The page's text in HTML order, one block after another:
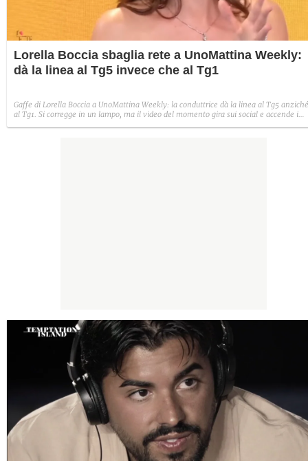
Lorella Boccia sbaglia rete a UnoMattina Weekly:
dà la linea al Tg5 invece che al Tg1
Gaffe di Lorella Boccia a UnoMattina Weekly: la conduttrice dà la linea al Tg5 anziché
al Tg1. Si corregge in un lampo, ma il video del momento gira sui social e accende i